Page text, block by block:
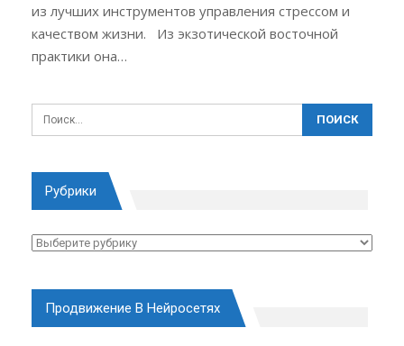
из лучших инструментов управления стрессом и
качеством жизни. Из экзотической восточной
практики она…
Рубрики
Рубрики
Продвижение В Нейросетях